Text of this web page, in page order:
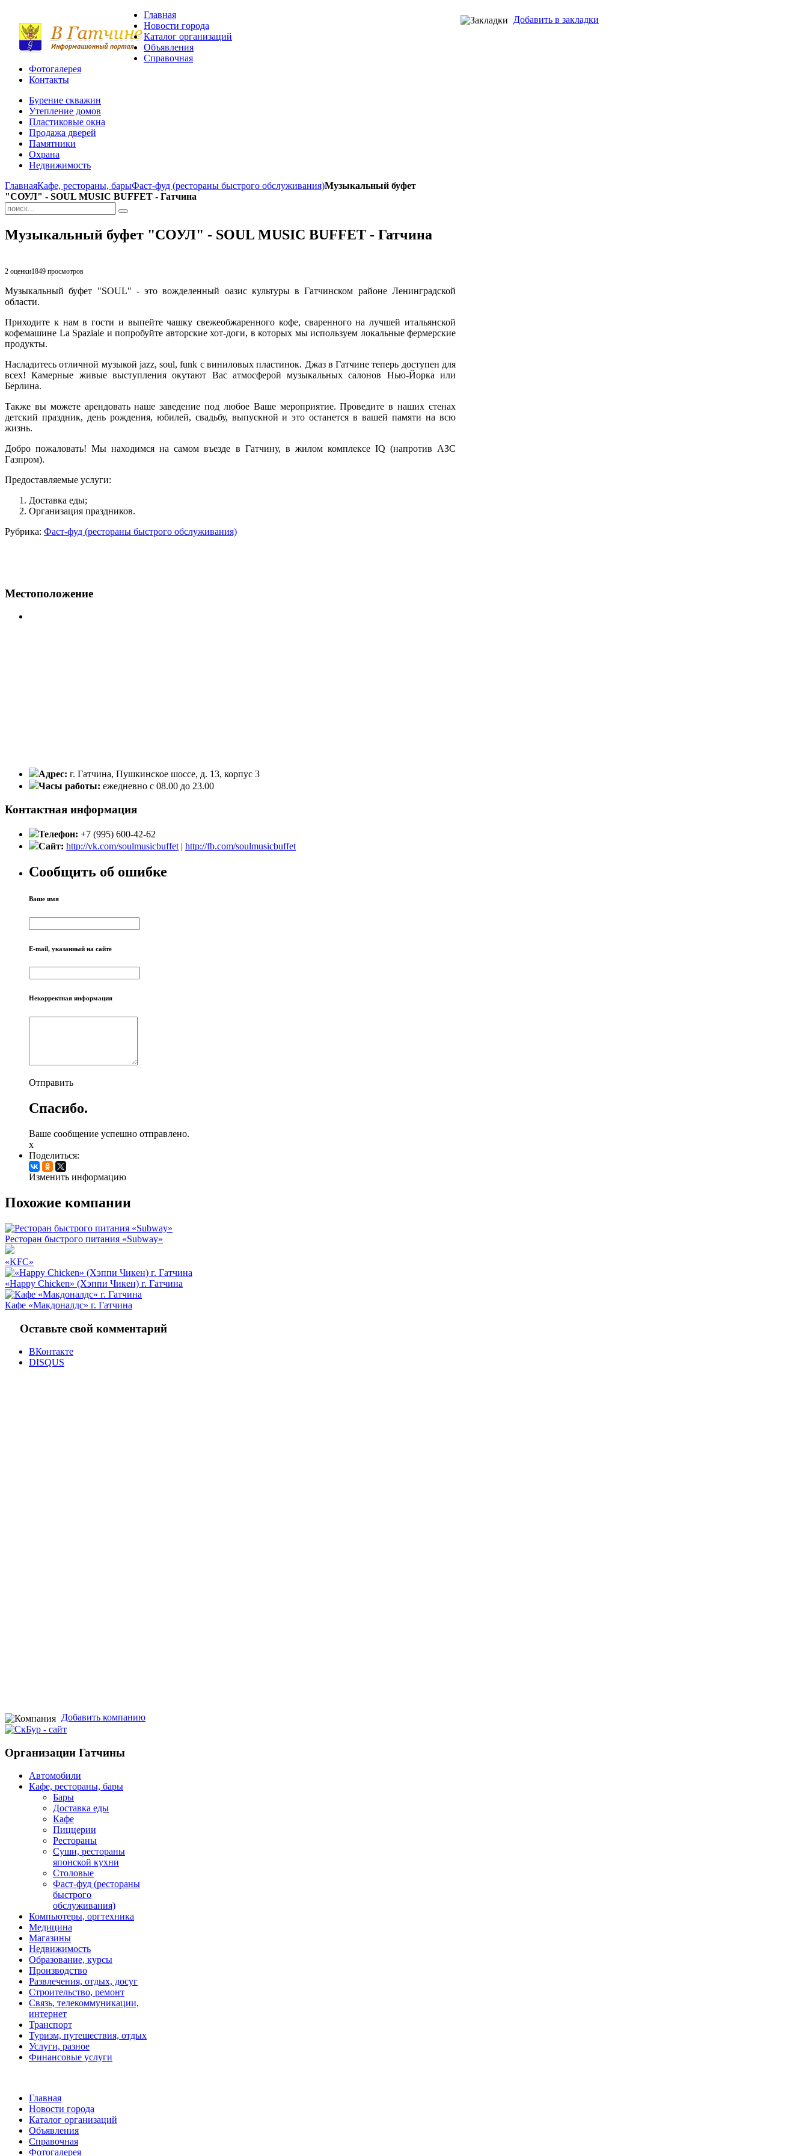
Добавить в закладки
Главная
Новости города
Каталог организаций
Объявления
Справочная
Фотогалерея
Контакты
Бурение скважин
Утепление домов
Пластиковые окна
Продажа дверей
Памятники
Охрана
Недвижимость
ГлавнаяКафе, рестораны, барыФаст-фуд (рестораны быстрого обслуживания)Музыкальный буфет
"СОУЛ" - SOUL MUSIC BUFFET - Гатчина
Музыкальный буфет "СОУЛ" - SOUL MUSIC BUFFET - Гатчина
2 оценки1849 просмотров
Музыкальный буфет "SOUL" - это вожделенный оазис культуры в Гатчинском районе Ленинградской
области.
Приходите к нам в гости и выпейте чашку свежеобжаренного кофе, сваренного на лучшей итальянской
кофемашине La Spaziale и попробуйте авторские хот-доги, в которых мы используем локальные фермерские
продукты.
Насладитесь отличной музыкой jazz, soul, funk с виниловых пластинок. Джаз в Гатчине теперь доступен для
всех! Камерные живые выступления окутают Вас атмосферой музыкальных салонов Нью-Йорка или
Берлина.
Также вы можете арендовать наше заведение под любое Ваше мероприятие. Проведите в наших стенах
детский праздник, день рождения, юбилей, свадьбу, выпускной и это останется в вашей памяти на всю
жизнь.
Добро пожаловать! Мы находимся на самом въезде в Гатчину, в жилом комплексе IQ (напротив АЗС
Газпром).
Предоставляемые услуги:
Доставка еды;
Организация праздников.
Рубрика: Фаст-фуд (рестораны быстрого обслуживания)
Местоположение
Адрес: г. Гатчина, Пушкинское шоссе, д. 13, корпус 3
Часы работы: ежедневно с 08.00 до 23.00
Контактная информация
Телефон: +7 (995) 600-42-62
Сайт: http://vk.com/soulmusicbuffet | http://fb.com/soulmusicbuffet
Сообщить об ошибке
Ваше имя
E-mail, указанный на сайте
Некорректная информация
Отправить
Спасибо.
Ваше сообщение успешно отправлено.
x
Поделиться:
Изменить информацию
Похожие компании
Ресторан быстрого питания «Subway»
«KFC»
«Happy Chicken» (Хэппи Чикен) г. Гатчина
Кафе «Макдоналдс» г. Гатчина
Оставьте свой комментарий
ВКонтакте
DISQUS
Добавить компанию
Организации Гатчины
Автомобили
Кафе, рестораны, бары
Бары
Доставка еды
Кафе
Пиццерии
Рестораны
Суши, рестораны
японской кухни
Столовые
Фаст-фуд (рестораны
быстрого
обслуживания)
Компьютеры, оргтехника
Медицина
Магазины
Недвижимость
Образование, курсы
Производство
Развлечения, отдых, досуг
Строительство, ремонт
Связь, телекоммуникации,
интернет
Транспорт
Туризм, путешествия, отдых
Услуги, разное
Финансовые услуги
Главная
Новости города
Каталог организаций
Объявления
Справочная
Фотогалерея